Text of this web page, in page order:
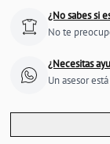
¿No sabes si
No te
¿Necesitas
Un asesor